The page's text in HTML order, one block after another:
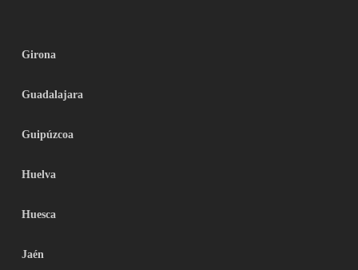
Girona
Guadalajara
Guipúzcoa
Huelva
Huesca
Jaén